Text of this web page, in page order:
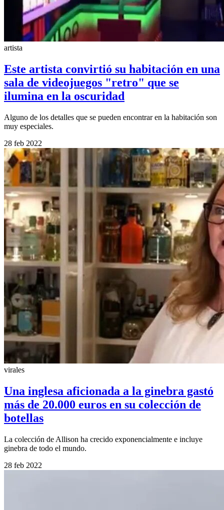
artista
Este artista convirtió su habitación en una
sala de videojuegos "retro" que se
ilumina en la oscuridad
Alguno de los detalles que se pueden encontrar en la habitación son
muy especiales.
28 feb 2022
virales
Una inglesa aficionada a la ginebra gastó
más de 20.000 euros en su colección de
botellas
La colección de Allison ha crecido exponencialmente e incluye
ginebra de todo el mundo.
28 feb 2022